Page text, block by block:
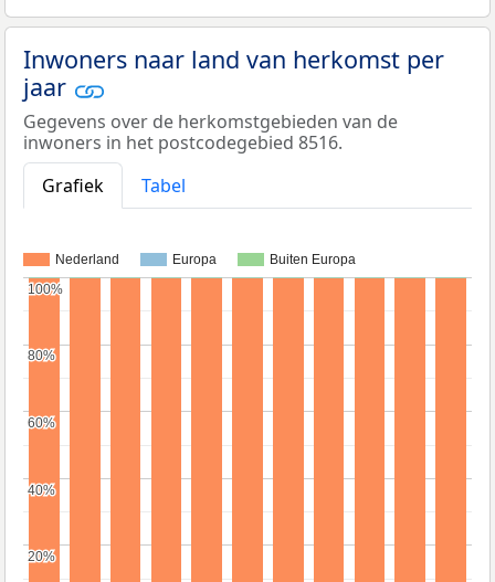
Inwoners naar land van herkomst per
jaar
Gegevens over de herkomstgebieden van de
inwoners in het postcodegebied 8516.
Grafiek
Tabel
Nederland Europa Buiten Europa
20%
20%
40%
40%
60%
60%
80%
80%
100%
100%